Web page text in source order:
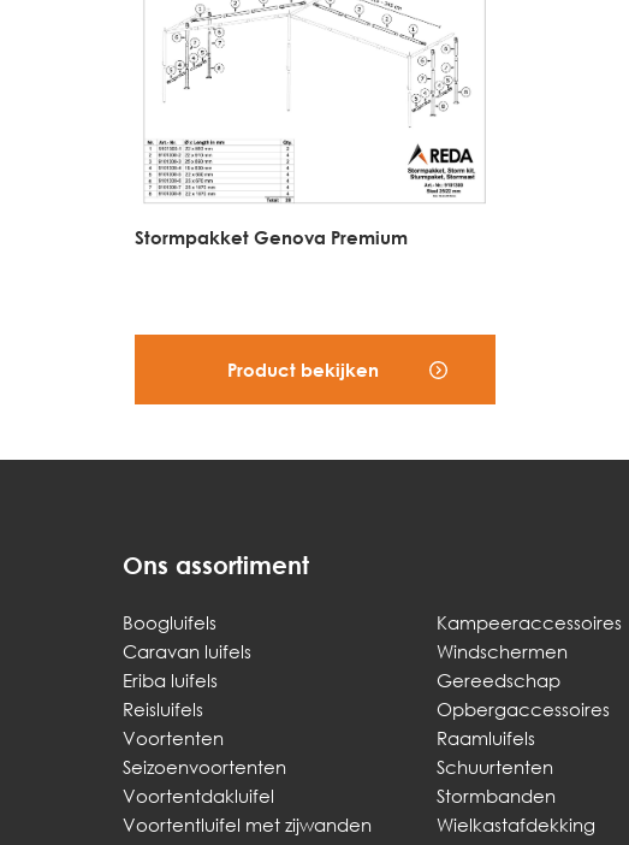
Stormpakket Genova Premium
Product bekijken
Ons assortiment
Boogluifels
Caravan luifels
Eriba luifels
Reisluifels
Voortenten
Seizoenvoortenten
Voortentdakluifel
Voortentluifel met zijwanden
Kampeeraccessoires
Windschermen
Gereedschap
Opbergaccessoires
Raamluifels
Schuurtenten
Stormbanden
Wielkastafdekking